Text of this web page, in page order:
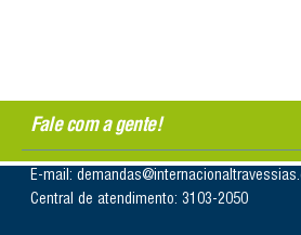
Fale com a gente!
E-mail:
Central de atendimento: 3103-2050